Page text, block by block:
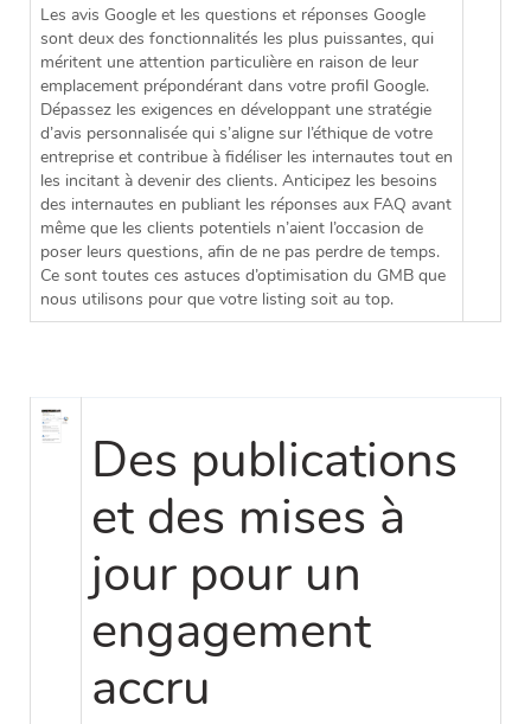
Les avis Google et les questions et réponses Google
sont deux des fonctionnalités les plus puissantes, qui
méritent une attention particulière en raison de leur
emplacement prépondérant dans votre profil Google.
Dépassez les exigences en développant une stratégie
d’avis personnalisée qui s’aligne sur l’éthique de votre
entreprise et contribue à fidéliser les internautes tout en
les incitant à devenir des clients. Anticipez les besoins
des internautes en publiant les réponses aux FAQ avant
même que les clients potentiels n’aient l’occasion de
poser leurs questions, afin de ne pas perdre de temps.
Ce sont toutes ces astuces d’optimisation du GMB que
nous utilisons pour que votre listing soit au top.
Des publications
et des mises à
jour pour un
engagement
accru